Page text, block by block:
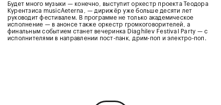
Будет много музыки — конечно, выступит оркестр проекта Теодора
Курентзиса musicAeterna, — дирижёр уже больше десяти лет
руководит фестивалем. В программе не только академическое
исполнение — в анонсе также оркестр громкоговорителей, а
финальным событием станет вечеринка Diaghilev Festival Party — с
исполнителями в направлении пост-панк, дрим-поп и электро-поп.